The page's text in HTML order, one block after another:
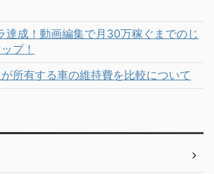
達成！動画編集で月30万稼ぐまでのじ
プ！
所有する車の維持費を比較について